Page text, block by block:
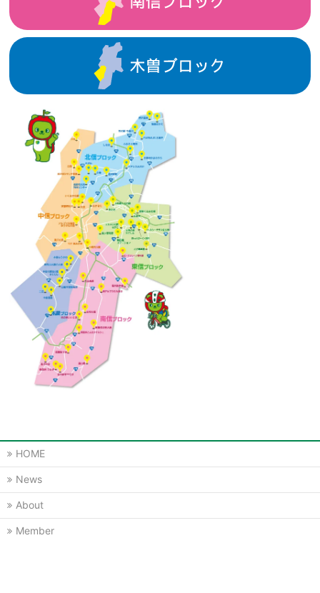
HOME
News
About
Member